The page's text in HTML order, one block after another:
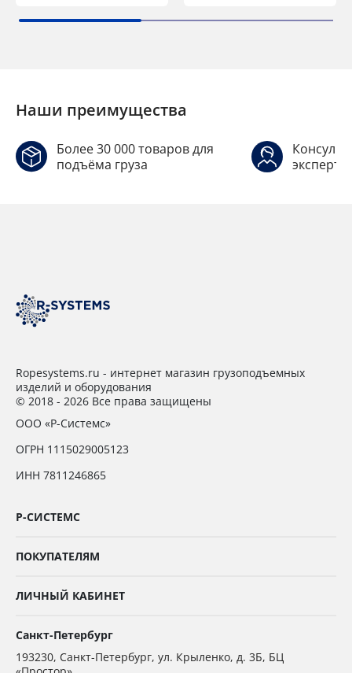
Наши преимущества
Более 30 000 товаров для
подъёма груза
Ropesystems.ru - интернет магазин грузоподъемных
изделий и оборудования
© 2018 - 2026 Все права защищены
ООО «Р-Системс»
ОГРН 1115029005123
ИНН 7811246865
Р-СИСТЕМС
ПОКУПАТЕЛЯМ
ЛИЧНЫЙ КАБИНЕТ
Санкт-Петербург
193230, Санкт-Петербург, ул. Крыленко, д. 3Б, БЦ